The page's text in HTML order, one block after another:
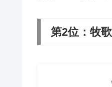
第2位：牧